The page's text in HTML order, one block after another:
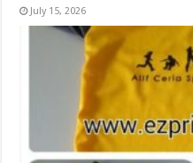
July 15, 2026